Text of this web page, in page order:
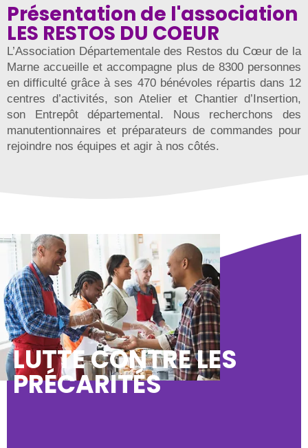
Présentation de l'association
LES RESTOS DU COEUR
L’Association Départementale des Restos du Cœur de la
Marne accueille et accompagne plus de 8300 personnes
en difficulté grâce à ses 470 bénévoles répartis dans 12
centres d’activités, son Atelier et Chantier d’Insertion,
son Entrepôt départemental. Nous recherchons des
manutentionnaires et préparateurs de commandes pour
rejoindre nos équipes et agir à nos côtés.
LUTTE CONTRE LES
PRÉCARITÉS